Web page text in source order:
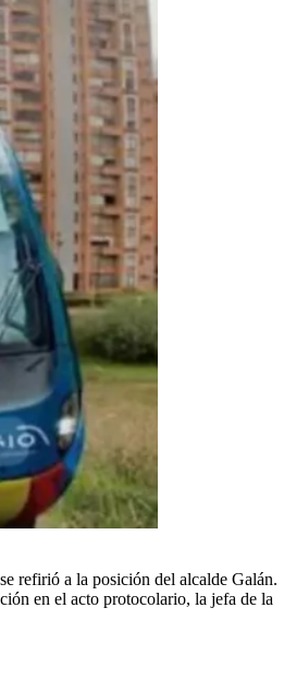
refirió a la posición del alcalde Galán.
en el acto protocolario, la jefa de la